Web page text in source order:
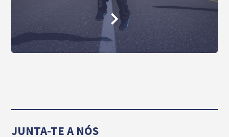
JUNTA-TE A NÓS